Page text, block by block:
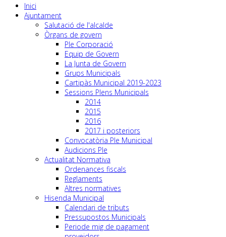
Inici
Ajuntament
Salutació de l'alcalde
Òrgans de govern
Ple Corporació
Equip de Govern
La Junta de Govern
Grups Municipals
Cartipàs Municipal 2019-2023
Sessions Plens Municipals
2014
2015
2016
2017 i posteriors
Convocatòria Ple Municipal
Audicions Ple
Actualitat Normativa
Ordenances fiscals
Reglaments
Altres normatives
Hisenda Municipal
Calendari de tributs
Pressupostos Municipals
Periode mig de pagament